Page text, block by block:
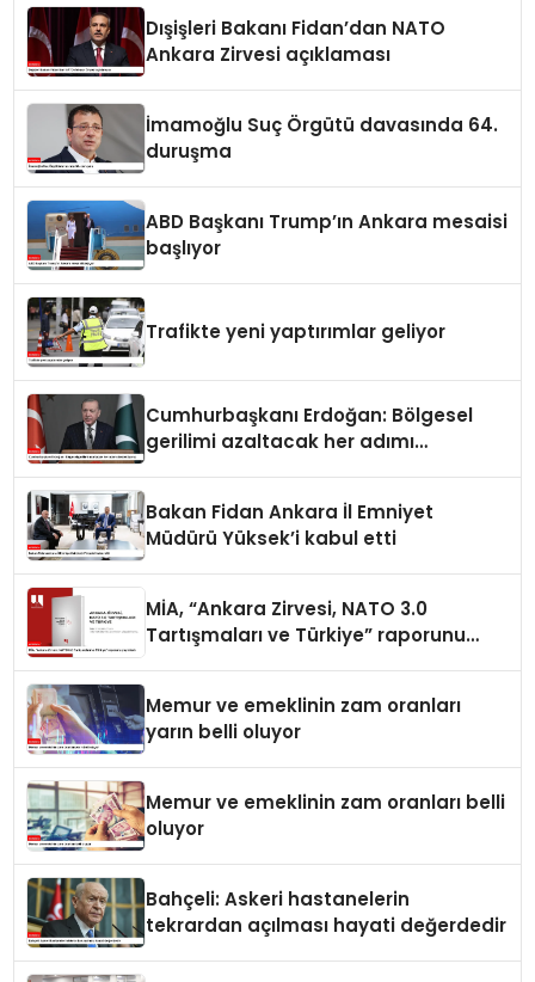
Dışişleri Bakanı Fidan’dan NATO
Ankara Zirvesi açıklaması
İmamoğlu Suç Örgütü davasında 64.
duruşma
ABD Başkanı Trump’ın Ankara mesaisi
başlıyor
Trafikte yeni yaptırımlar geliyor
Cumhurbaşkanı Erdoğan: Bölgesel
gerilimi azaltacak her adımı
Bakan Fidan Ankara İl Emniyet
Müdürü Yüksek’i kabul etti
MİA, “Ankara Zirvesi, NATO 3.0
Tartışmaları ve Türkiye” raporunu
Memur ve emeklinin zam oranları
yarın belli oluyor
Memur ve emeklinin zam oranları belli
oluyor
Bahçeli: Askeri hastanelerin
tekrardan açılması hayati değerdedir